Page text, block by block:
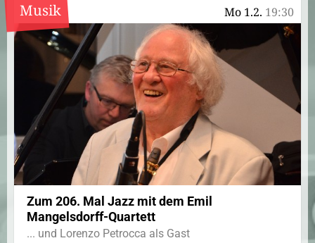
Mo 1.2. 19:30
Musik
Zum 206. Mal Jazz mit dem Emil
Mangelsdorff-Quartett
... und Lorenzo Petrocca als Gast